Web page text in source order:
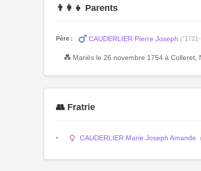
👨‍👩‍👧 Parents
Père : CAUDERLIER Pierre Joseph
💑 Mariés le 26 novembre 1754 à Colleret,
👥 Fratrie
CAUDERLIER Marie Joseph Amande